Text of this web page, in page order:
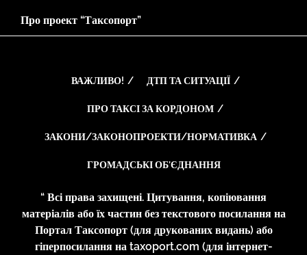
Про проект “Таксопорт”
ВАЖЛИВО! ДТП ТА СИТУАЦІЇ
ПРО ТАКСІ ЗА КОРДОНОМ
ЗАКОНИ/ЗАКОНОПРОЕКТИ/НОРМАТИВКА
ГРОМАДСЬКІ ОБ’ЄДНАННЯ
“ Всі права захищені. Цитування, копіювання
матеріалів або їх частин без текстового посилання на
Портал Таксопорт (для друкованих видань) або
гіперпосилання на taxoport.com (для інтернет-